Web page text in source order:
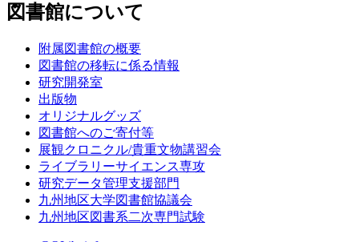
図書館について
附属図書館の概要
図書館の移転に係る情報
研究開発室
出版物
オリジナルグッズ
図書館へのご寄付等
展観クロニクル/貴重文物講習会
ライブラリーサイエンス専攻
研究データ管理支援部門
九州地区大学図書館協議会
九州地区図書系二次専門試験